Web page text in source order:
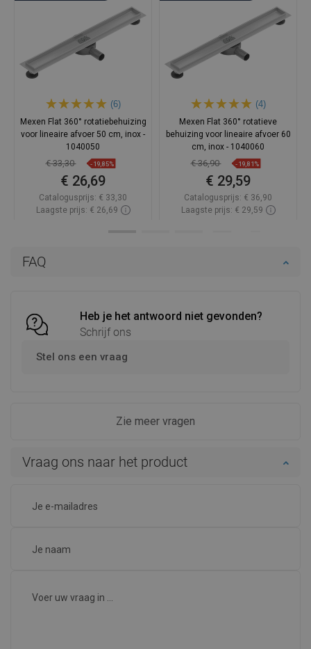
FAQ
Heb je het antwoord niet gevonden?
Schrijf ons
Stel ons een vraag
Zie meer vragen
Vraag ons naar het product
(6)
Mexen Flat 360° rotatiebehuizing
voor lineaire afvoer 50 cm, inox -
1040050
€ 33,30 -19,85%
€ 26,69
Catalogusprijs: € 33,30
Laagste prijs: € 26,69
(4)
Mexen Flat 360° rotatieve
behuizing voor lineaire afvoer 60
cm, inox - 1040060
€ 36,90 -19,81%
€ 29,59
Catalogusprijs: € 36,90
Laagste prijs: € 29,59